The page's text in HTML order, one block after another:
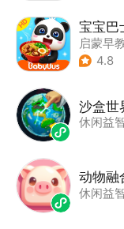
宝宝巴
启蒙早
| 儿童
4.8
沙盒世
休闲益
动物融
休闲益